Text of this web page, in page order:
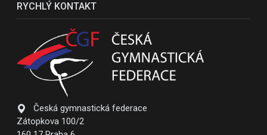
RYCHLÝ KONTAKT
Česká gymnastická federace
Zátopkova 100/2